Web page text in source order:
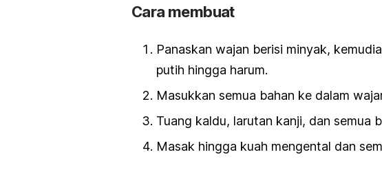
Cara membuat
Panaskan wajan berisi minyak,
putih hingga harum.
Masukkan semua bahan ke dalam
Tuang kaldu, larutan kanji, dan semua
Masak hingga kuah mengental dan